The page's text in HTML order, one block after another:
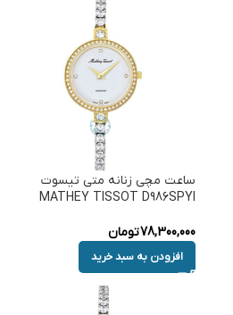
ساعت مچی زنانه متی تیسوت
MATHEY TISSOT D986SPYI
78,300,000تومان
افزودن به سبد خرید